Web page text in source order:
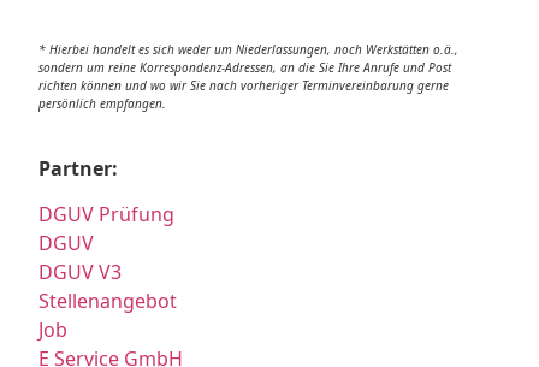
* Hierbei handelt es sich weder um Niederlassungen, noch Werkstätten o.ä.,
sondern um reine Korrespondenz-Adressen, an die Sie Ihre Anrufe und Post
richten können und wo wir Sie nach vorheriger Terminvereinbarung gerne
persönlich empfangen.
Partner:
DGUV Prüfung
DGUV
DGUV V3
Stellenangebot
Job
E Service GmbH